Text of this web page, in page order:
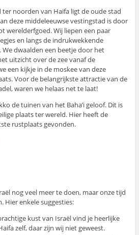
noorden van Haifa ligt de oude stad
deze middeleeuwse vestingstad is door
werelderfgoed. Wij liepen een paar
en langs de indrukwekkende
dwaalden een beetje door het
uitzicht over de zee vanaf de
een kijkje in de moskee van deze
Voor de belangrijkste attractie van de
waren we helaas net te laat!
de tuinen van het Baha’i geloof. Dit is
plaats ter wereld. Hier heeft de
rustplaats gevonden.
nog veel meer te doen, maar onze tijd
Hier enkele suggesties:
kust van Israël vind je heerlijke
zelf, daar zijn wij niet geweest.